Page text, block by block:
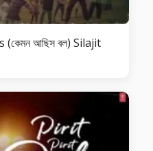
আছিস বল) Silajit